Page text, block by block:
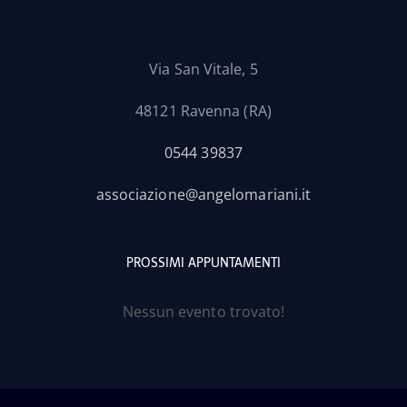
Via San Vitale, 5
48121 Ravenna (RA)
0544 39837
associazione@angelomariani.it
PROSSIMI APPUNTAMENTI
Nessun evento trovato!